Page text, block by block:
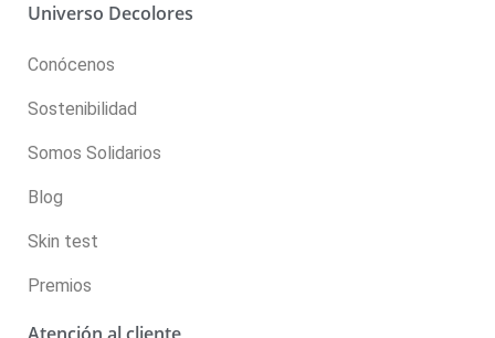
Universo Decolores
Conócenos
Sostenibilidad
Somos Solidarios
Blog
Skin test
Premios